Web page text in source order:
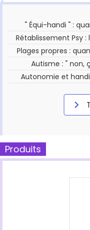
" Équi-handi " :
Rétablissement Psy
Plages propres :
Autisme : " non,
Autonomie et
Produits